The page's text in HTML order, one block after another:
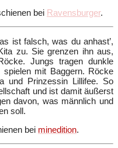
bei Ravensburger.
ist falsch, was du anhast’,
zu. Sie grenzen ihn aus,
Jungs tragen dunkle
spielen mit Baggern. Röcke
und Prinzessin Lillifee. So
und ist damit äußerst
davon, was männlich und
soll.
bei minedition.